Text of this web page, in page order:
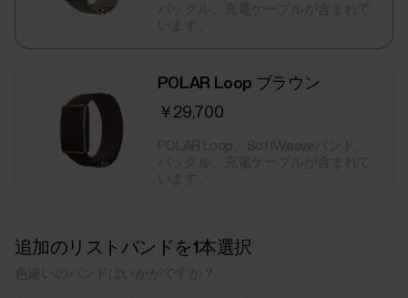
POLAR Loop ブラウン
￥29,700
追加のリストバンドを1本選択